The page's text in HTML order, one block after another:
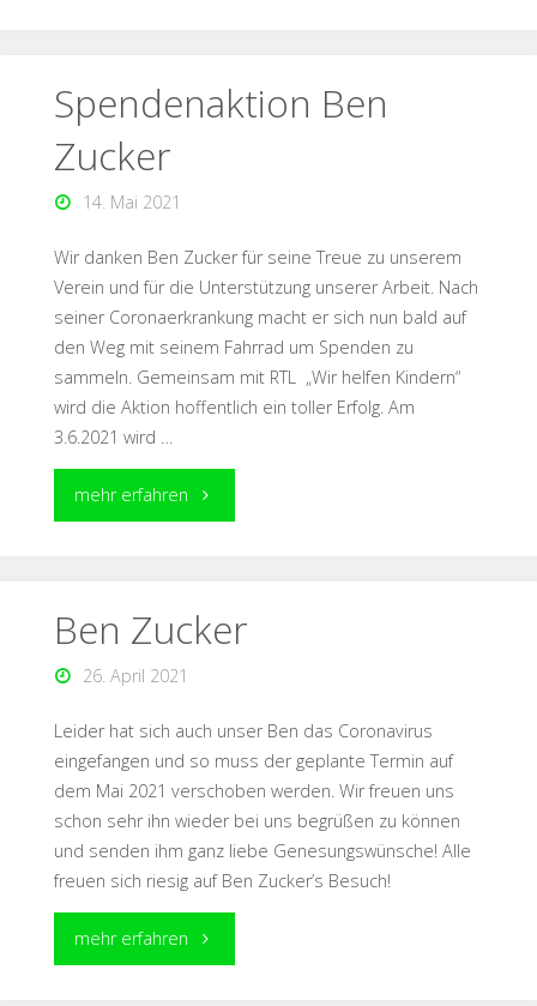
Spendenaktion Ben
Zucker
14. Mai 2021
Wir danken Ben Zucker für seine Treue zu unserem
Verein und für die Unterstützung unserer Arbeit. Nach
seiner Coronaerkrankung macht er sich nun bald auf
den Weg mit seinem Fahrrad um Spenden zu
sammeln. Gemeinsam mit RTL „Wir helfen Kindern“
wird die Aktion hoffentlich ein toller Erfolg. Am
3.6.2021 wird …
mehr erfahren
Ben Zucker
26. April 2021
Leider hat sich auch unser Ben das Coronavirus
eingefangen und so muss der geplante Termin auf
dem Mai 2021 verschoben werden. Wir freuen uns
schon sehr ihn wieder bei uns begrüßen zu können
und senden ihm ganz liebe Genesungswünsche! Alle
freuen sich riesig auf Ben Zucker’s Besuch!
mehr erfahren